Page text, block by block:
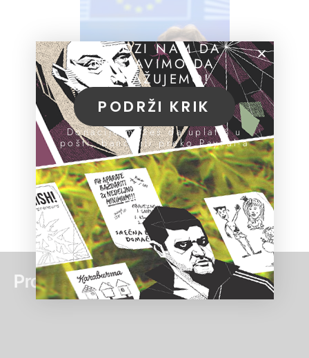
Pročitaj još:
POMOZI NAM DA
NASTAVIMO DA
ISTRAŽUJEMO!
PODRŽI KRIK
Donacije možeš da uplatiš u
pošti, banci ili preko PayPal-a